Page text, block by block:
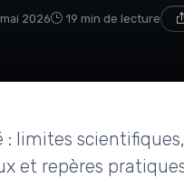
2026 19 min de lecture
: limites
et repères